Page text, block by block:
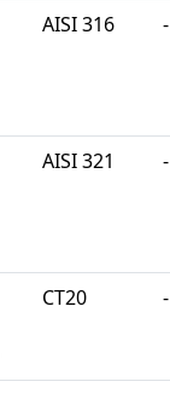
AISI 316 -
AISI 321 -
СТ20 -